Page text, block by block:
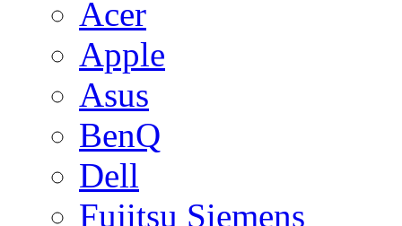
Acer
Apple
Asus
BenQ
Dell
Fujitsu Siemens